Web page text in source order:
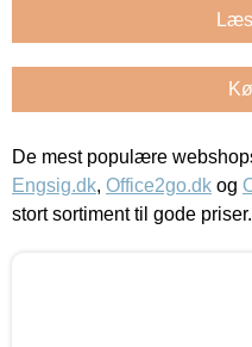
De mest populære
Engsig.dk, Office2go.dk og
stort sortiment til gode priser.